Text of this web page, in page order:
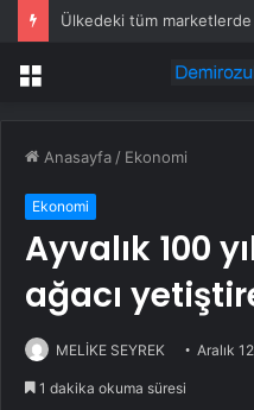
Ülkedeki tüm marketlerde
Menü
Anasayfa / Ekonomi
Ekonomi
Ayvalık 100
ağacı
MELİKE SEYREK Aralık
1 dakika okuma süresi